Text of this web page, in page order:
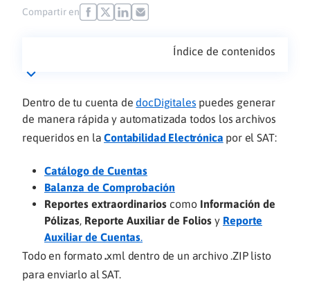
Compartir en
Índice de contenidos
Dentro de tu cuenta dedocDigitales puedes generar
de manera rápida y automatizada todos los archivos
requeridos en laContabilidad Electrónica por el SAT:
Catálogo de Cuentas
Balanza de Comprobación
Reportes extraordinarios como Información de
Pólizas, Reporte Auxiliar de Folios y Reporte
Auxiliar de Cuentas.
Todo en formato.xml dentro de un archivo .ZIP listo
para enviarlo al SAT.